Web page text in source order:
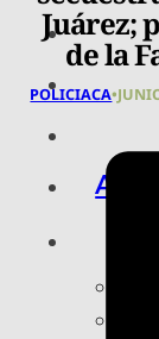
Juárez;
de la
POLICIACA•